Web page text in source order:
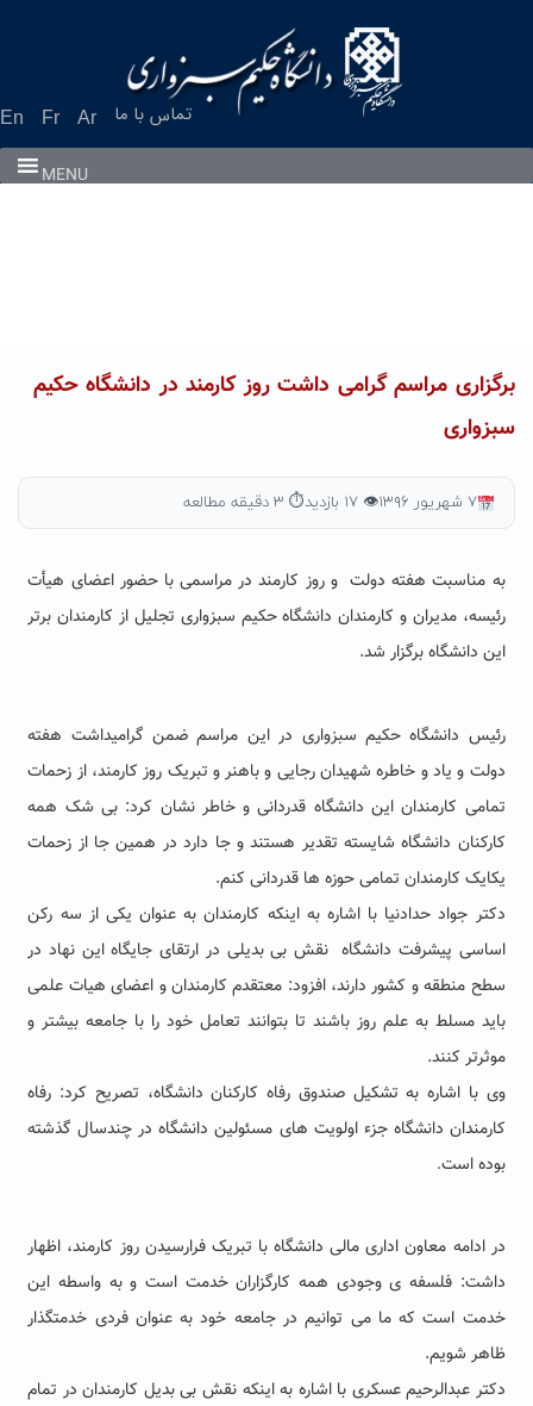
En Fr Ar تماس با ما
MENU
برگزاری مراسم گرامی داشت روز کارمند در دانشگاه حکیم
سبزواری
۷ شهریور ۱۳۹۶ 👁 ۱۷ بازدید ⏱ ۳ دقیقه مطالعه
به مناسبت هفته دولت و روز کارمند در مراسمی با حضور اعضای هیأت
رئیسه، مدیران و کارمندان دانشگاه حکیم سبزواری تجلیل از کارمندان برتر
این دانشگاه برگزار شد.
رئیس دانشگاه حکیم سبزواری در این مراسم ضمن گرامیداشت هفته
دولت و یاد و خاطره شهیدان رجایی و باهنر و تبریک روز کارمند، از زحمات
تمامی کارمندان این دانشگاه قدردانی و خاطر نشان کرد: بی شک همه
کارکنان دانشگاه شایسته تقدیر هستند و جا دارد در همین جا از زحمات
یکایک کارمندان تمامی حوزه ها قدردانی کنم.
دکتر جواد حدادنیا با اشاره به اینکه کارمندان به عنوان یکی از سه رکن
اساسی پیشرفت دانشگاه نقش بی بدیلی در ارتقای جایگاه این نهاد در
سطح منطقه و کشور دارند، افزود: معتقدم کارمندان و اعضای هیات علمی
باید مسلط به علم روز باشند تا بتوانند تعامل خود را با جامعه بیشتر و
موثرتر کنند.
وی با اشاره به تشکیل صندوق رفاه کارکنان دانشگاه، تصریح کرد: رفاه
کارمندان دانشگاه جزء اولویت های مسئولین دانشگاه در چندسال گذشته
بوده است.
در ادامه معاون اداری مالی دانشگاه با تبریک فرارسیدن روز کارمند، اظهار
داشت: فلسفه ی وجودی همه کارگزاران خدمت است و به واسطه این
خدمت است که ما می توانیم در جامعه خود به عنوان فردی خدمتگذار
ظاهر شویم.
دکتر عبدالرحیم عسکری با اشاره به اینکه نقش بی بدیل کارمندان در تمام